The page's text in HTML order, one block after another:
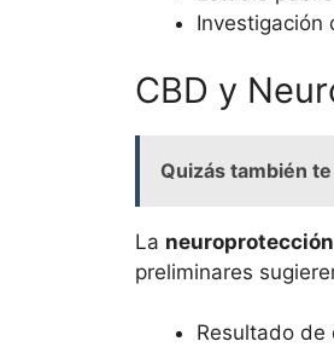
Investigación
CBD y
Quizás también
La neuroprotección
preliminares
Resultado de